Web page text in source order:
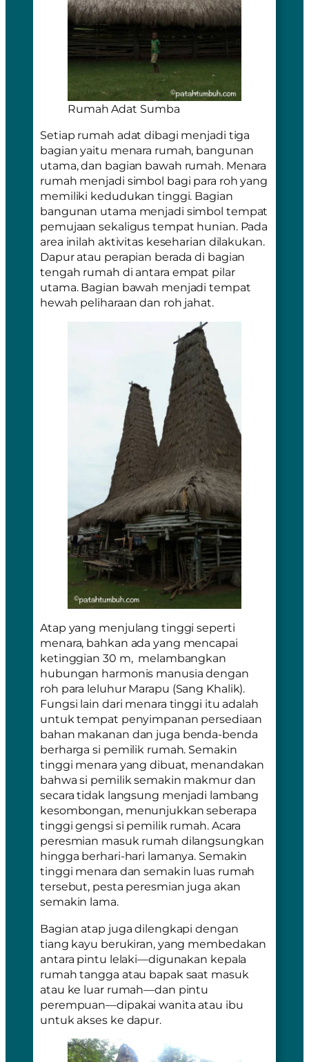
Rumah Adat Sumba
Setiap rumah adat dibagi menjadi tiga
bagian yaitu menara rumah, bangunan
utama, dan bagian bawah rumah. Menara
rumah menjadi simbol bagi para roh yang
memiliki kedudukan tinggi. Bagian
bangunan utama menjadi simbol tempat
pemujaan sekaligus tempat hunian. Pada
area inilah aktivitas keseharian dilakukan.
Dapur atau perapian berada di bagian
tengah rumah di antara empat pilar
utama. Bagian bawah menjadi tempat
hewah peliharaan dan roh jahat.
Atap yang menjulang tinggi seperti
menara, bahkan ada yang mencapai
ketinggian 30 m, melambangkan
hubungan harmonis manusia dengan
roh para leluhur Marapu (Sang Khalik).
Fungsi lain dari menara tinggi itu adalah
untuk tempat penyimpanan persediaan
bahan makanan dan juga benda-benda
berharga si pemilik rumah. Semakin
tinggi menara yang dibuat, menandakan
bahwa si pemilik semakin makmur dan
secara tidak langsung menjadi lambang
kesombongan, menunjukkan seberapa
tinggi gengsi si pemilik rumah. Acara
peresmian masuk rumah dilangsungkan
hingga berhari-hari lamanya. Semakin
tinggi menara dan semakin luas rumah
tersebut, pesta peresmian juga akan
semakin lama.
Bagian atap juga dilengkapi dengan
tiang kayu berukiran, yang membedakan
antara pintu lelaki—digunakan kepala
rumah tangga atau bapak saat masuk
atau ke luar rumah—dan pintu
perempuan—dipakai wanita atau ibu
untuk akses ke dapur.